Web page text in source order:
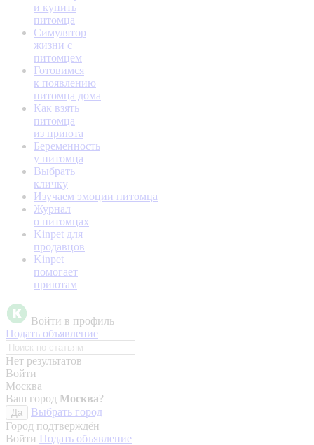
и купить
питомца
Симулятор
жизни с
питомцем
Готовимся
к появлению
питомца дома
Как взять
питомца
из приюта
Беременность
у питомца
Выбрать
кличку
Изучаем эмоции питомца
Журнал
о питомцах
Kinpet для
продавцов
Kinpet
помогает
приютам
Войти в профиль
Подать объявление
Нет результатов
Войти
Москва
Ваш город Москва?
Да
Выбрать город
Город подтверждён
Войти Подать объявление